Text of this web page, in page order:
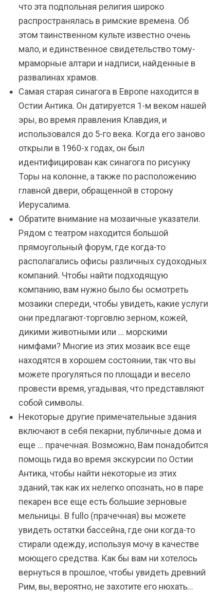
что эта подпольная религия широко
распространялась в римские времена. Об
этом таинственном культе известно очень
мало, и единственное свидетельство тому-
мраморные алтари и надписи, найденные в
развалинах храмов.
Самая старая синагога в Европе находится в
Остии Антика. Он датируется 1-м веком нашей
эры, во время правления Клавдия, и
использовался до 5-го века. Когда его заново
открыли в 1960-х годах, он был
идентифицирован как синагога по рисунку
Торы на колонне, а также по расположению
главной двери, обращенной в сторону
Иерусалима.
Обратите внимание на мозаичные указатели.
Рядом с театром находится большой
прямоугольный форум, где когда-то
располагались офисы различных судоходных
компаний. Чтобы найти подходящую
компанию, вам нужно было бы осмотреть
мозаики спереди, чтобы увидеть, какие услуги
они предлагают-торговлю зерном, кожей,
дикими животными или … морскими
нимфами? Многие из этих мозаик все еще
находятся в хорошем состоянии, так что вы
можете прогуляться по площади и весело
провести время, угадывая, что представляют
собой символы.
Некоторые другие примечательные здания
включают в себя пекарни, публичные дома и
еще … прачечная. Возможно, Вам понадобится
помощь гида во время экскурсии по Остии
Антика, чтобы найти некоторые из этих
зданий, так как их нелегко опознать, но в паре
пекарен все еще есть большие зерновые
мельницы. В fullo (прачечная) вы можете
увидеть остатки бассейна, где они когда-то
стирали одежду, используя мочу в качестве
моющего средства. Как бы вам ни хотелось
вернуться в прошлое, чтобы увидеть древний
Рим, вы, вероятно, не захотите его нюхать…